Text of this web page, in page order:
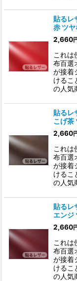
貼るレ
赤 ツヤ
2,660
これは
布百選
が接着
けるこ
の人気
貼るレ
こげ茶
2,660
これは
布百選
が接着
けるこ
の人気
貼るレ
エンジ
2,660
これは
布百選
が接着
けるこ
の人気